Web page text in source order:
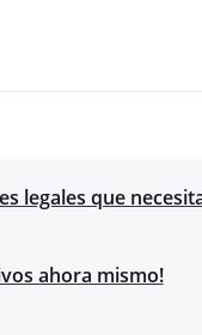
legales que
ahora mismo!